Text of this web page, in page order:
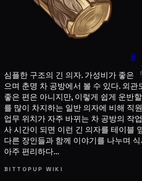
8
심플한 구조의 긴 의자. 가성비가 좋은
으며 춘명 차 공방에서 볼 수 있다. 외관
좋은 편은 아니지만, 이렇게 쉽게 운반
를 많이 차지하는 일반 의자에 비해 직
업무 위치가 자주 바뀌는 차 공방의 작
사 시간이 되면 이런 긴 의자를 테이블
다른 장인들과 함께 이야기를 나누며
아주 편리하다…
BITTOPUP WIKI